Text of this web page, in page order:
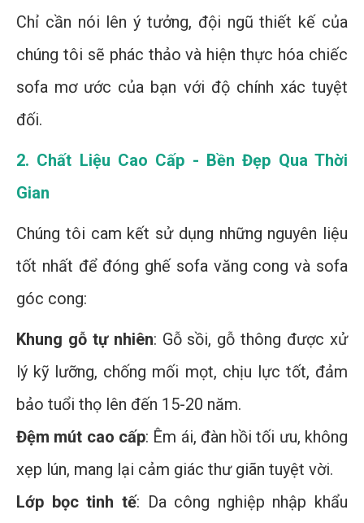
Chỉ cần nói lên ý tưởng, đội ngũ thiết kế của
chúng tôi sẽ phác thảo và hiện thực hóa chiếc
sofa mơ ước của bạn với độ chính xác tuyệt
đối.
2. Chất Liệu Cao Cấp - Bền Đẹp Qua Thời
Gian
Chúng tôi cam kết sử dụng những nguyên liệu
tốt nhất để đóng ghế sofa văng cong và sofa
góc cong:
Khung gỗ tự nhiên: Gỗ sồi, gỗ thông được xử
lý kỹ lưỡng, chống mối mọt, chịu lực tốt, đảm
bảo tuổi thọ lên đến 15-20 năm.
Đệm mút cao cấp: Êm ái, đàn hồi tối ưu, không
xẹp lún, mang lại cảm giác thư giãn tuyệt vời.
Lớp bọc tinh tế: Da công nghiệp nhập khẩu